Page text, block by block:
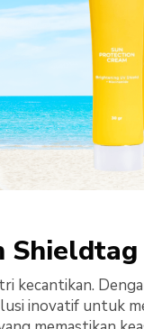
Shieldtag
kecantikan.
inovatif untuk